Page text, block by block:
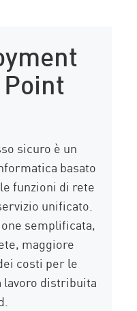
sicuro è un
basato
funzioni di rete
unificato.
semplificata,
maggiore
costi per le
lavoro distribuita